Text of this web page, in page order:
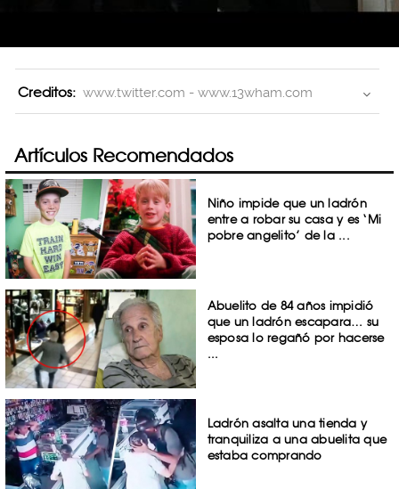
Creditos: www.twitter.com - www.13wham.com
Artículos Recomendados
Niño impide que un ladrón
entre a robar su casa y es ‘Mi
pobre angelito’ de la ...
Abuelito de 84 años impidió
que un ladrón escapara… su
esposa lo regañó por hacerse
...
Ladrón asalta una tienda y
tranquiliza a una abuelita que
estaba comprando